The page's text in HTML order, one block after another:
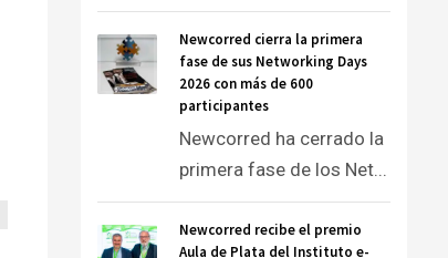
Newcorred cierra la primera
fase de sus Networking Days
2026 con más de 600
participantes
Newcorred ha cerrado la
primera fase de los Net...
Newcorred recibe el premio
Aula de Plata del Instituto e-